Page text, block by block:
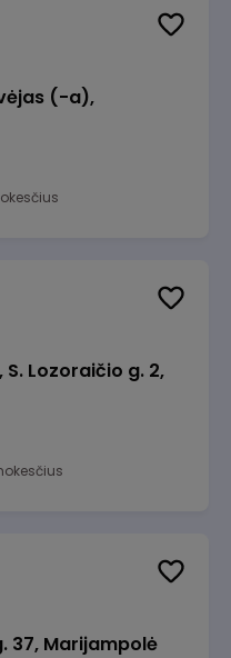
(-a),
Lozoraičio g. 2,
37, Marijampolė